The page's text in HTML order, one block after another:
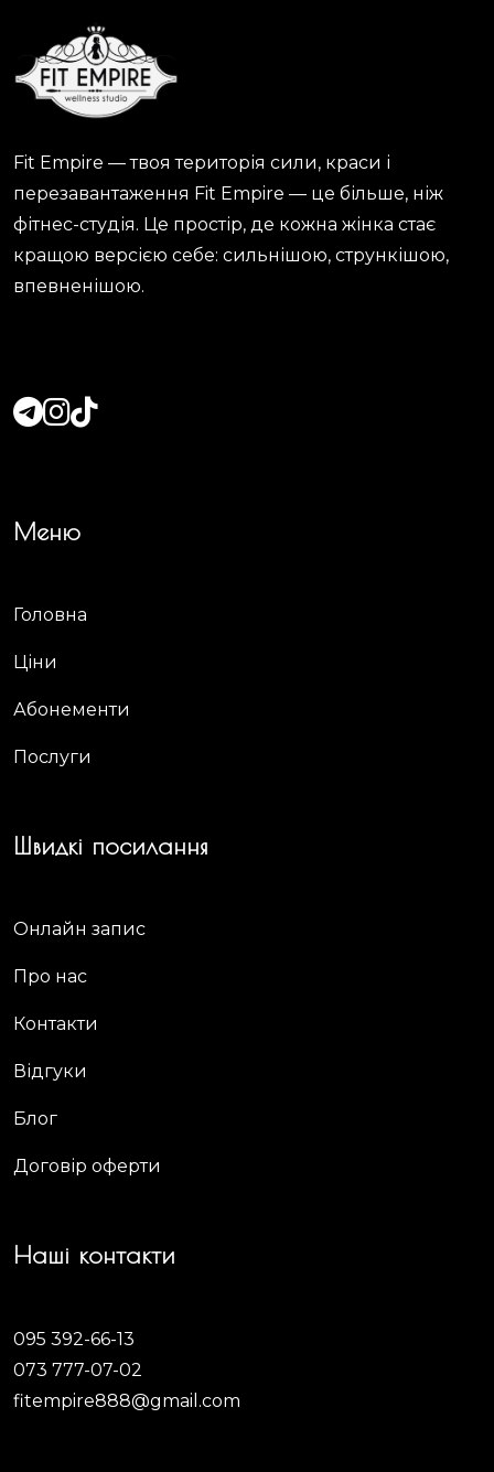
Fit Empire — твоя територія сили, краси і
перезавантаження Fit Empire — це більше, ніж
фітнес-студія. Це простір, де кожна жінка стає
кращою версією себе: сильнішою, стрункішою,
впевненішою.
Меню
Головна
Ціни
Абонементи
Послуги
Швидкі посилання
Онлайн запис
Про нас
Контакти
Відгуки
Блог
Договір оферти
Наші контакти
095 392-66-13
073 777-07-02
fitempire888@gmail.com